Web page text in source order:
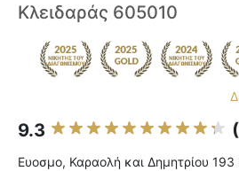
Κλειδαράς 605010
9.3
Ευοσμο, Καραολή και Δημητρίου 193